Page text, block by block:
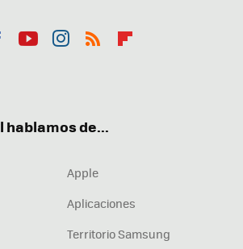
hablamos de...
Apple
Aplicaciones
Territorio Samsung